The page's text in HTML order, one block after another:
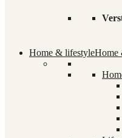
Home & lifestyleHome